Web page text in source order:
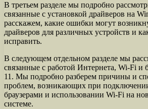
В третьем разделе мы подробно
связанные с установкой драйверов на
расскажем, какие ошибки могут
драйверов для различных устройств и
исправить.
В следующем отдельном разделе мы
связанные с работой Интернета, Wi-Fi и
11. Мы подробно разберем причины и
проблем, возникающих при
браузерами и использовании Wi-Fi на
системе.